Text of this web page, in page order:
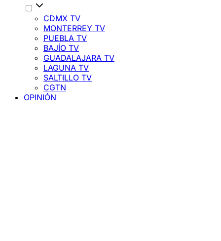
CDMX TV
MONTERREY TV
PUEBLA TV
BAJÍO TV
GUADALAJARA TV
LAGUNA TV
SALTILLO TV
CGTN
OPINIÓN